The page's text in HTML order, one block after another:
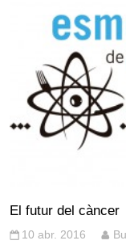
El futur del càncer
10 abr. 2016